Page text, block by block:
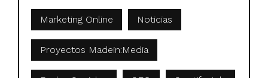
Marketing Online Noticias
Proyectos Madein:Media